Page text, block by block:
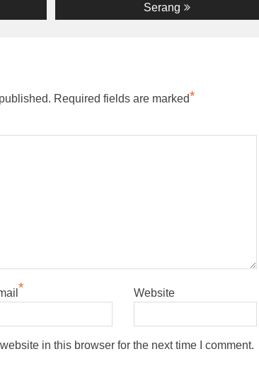
Serang
Required fields are marked*
* Website
in this browser for the next time I comment.